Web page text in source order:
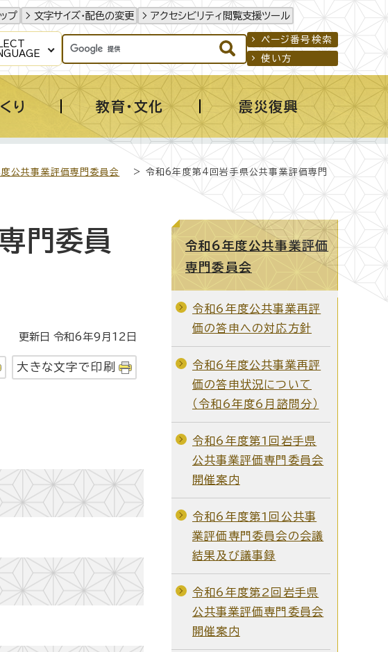
プ 文字サイズ・配色の変更 アクセシビリティ閲覧支援ツール
ページ番号検索
使い方
り 教育・文化 震災復興
公共事業評価専門委員会
> 令和6年度第4回岩手県公共事業評価専門
門委員
更新日 令和6年9月12日
大きな文字で印刷
令和6年度公共事業評価
専門委員会
令和6年度公共事業再評
価の答申への対応方針
令和6年度公共事業再評
価の答申状況について
（令和6年度6月諮問分）
令和6年度第1回岩手県
公共事業評価専門委員会
開催案内
令和6年度第1回公共事
業評価専門委員会の会議
結果及び議事録
令和6年度第2回岩手県
公共事業評価専門委員会
開催案内